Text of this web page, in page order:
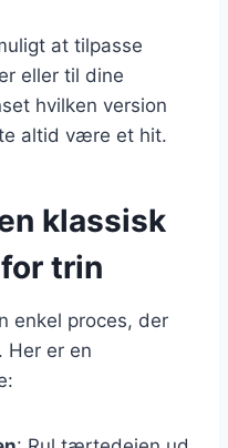
at tilpasse
eller til dine
hvilken version
altid være et hit.
klassisk
trin
enkel proces, der
Her er en